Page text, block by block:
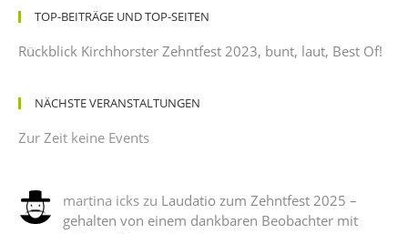
TOP-BEITRÄGE UND TOP-SEITEN
Rückblick Kirchhorster Zehntfest 2023, bunt, laut, Best Of!
NÄCHSTE VERANSTALTUNGEN
Zur Zeit keine Events
martina ickszu Laudatio zum Zehntfest 2025 –
gehalten von einem dankbaren Beobachter mit